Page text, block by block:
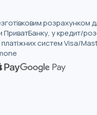
розрахунком
ПриватБанку, у кредит/
систем Visa/